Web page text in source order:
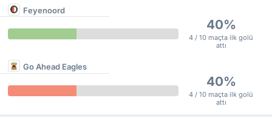
Feyenoord
40%
4 / 10 maçta ilk golü
attı
Go Ahead Eagles
40%
4 / 10 maçta ilk golü
attı